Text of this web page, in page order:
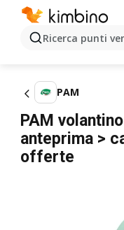
Ricerca punti
PAM
PAM
anteprima >
offerte